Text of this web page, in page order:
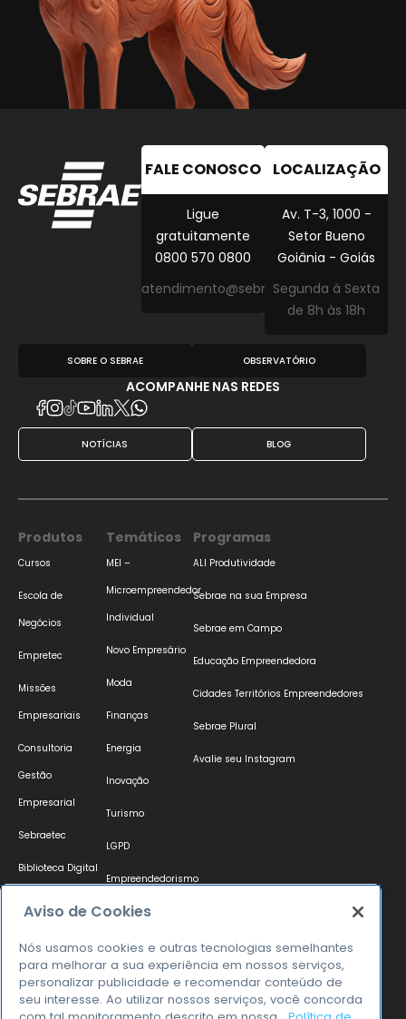
FALE CONOSCO
Ligue
gratuitamente
0800 570 0800
atendimento@sebraego.com.br
LOCALIZAÇÃO
Av. T-3, 1000 -
Setor Bueno
Goiânia - Goiás
Segunda à Sexta
de 8h às 18h
SOBRE O SEBRAE OBSERVATÓRIO
ACOMPANHE NAS REDES
NOTÍCIAS BLOG
Programas
ALI Produtividade
Sebrae na sua Empresa
Sebrae em Campo
Educação Empreendedora
Cidades Territórios Empreendedores
Sebrae Plural
Avalie seu Instagram
Produtos
Cursos
Escola de
Negócios
Empretec
Missões
Empresariais
Consultoria
Gestão
Empresarial
Sebraetec
Biblioteca Digital
Empresarial
Temáticos
MEI –
Microempreendedor
Individual
Novo Empresário
Moda
Finanças
Energia
Inovação
Turismo
LGPD
Empreendedorismo
Feminino
Aviso de Cookies
Nós usamos cookies e outras tecnologias semelhantes
para melhorar a sua experiência em nossos serviços,
personalizar publicidade e recomendar conteúdo de
seu interesse. Ao utilizar nossos serviços, você concorda